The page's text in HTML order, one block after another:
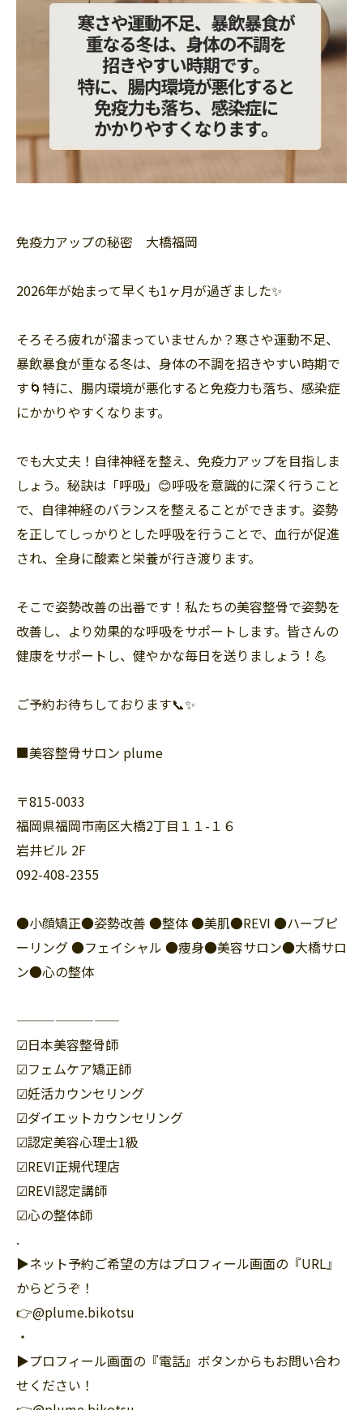
免疫力アップの秘密 大橋福岡
2026年が始まって早くも1ヶ月が過ぎました✨
そろそろ疲れが溜まっていませんか？寒さや運動不足、
暴飲暴食が重なる冬は、身体の不調を招きやすい時期で
す🌀特に、腸内環境が悪化すると免疫力も落ち、感染症
にかかりやすくなります。
でも大丈夫！自律神経を整え、免疫力アップを目指しま
しょう。秘訣は「呼吸」😊呼吸を意識的に深く行うこと
で、自律神経のバランスを整えることができます。姿勢
を正してしっかりとした呼吸を行うことで、血行が促進
され、全身に酸素と栄養が行き渡ります。
そこで姿勢改善の出番です！私たちの美容整骨で姿勢を
改善し、より効果的な呼吸をサポートします。皆さんの
健康をサポートし、健やかな毎日を送りましょう！💪
ご予約お待ちしております📞✨
■美容整骨サロン plume
〒815-0033
福岡県福岡市南区大橋2丁目１１-１６
岩井ビル 2F
092-408-2355
●小顔矯正●姿勢改善 ●整体 ●美肌●REVI ●ハーブピ
ーリング ●フェイシャル ●痩身●美容サロン●大橋サロ
ン●心の整体
————————
☑︎日本美容整骨師
☑︎フェムケア矯正師
☑︎妊活カウンセリング
☑︎ダイエットカウンセリング
☑︎認定美容心理士1級
☑︎REVI正規代理店
☑︎REVI認定講師
☑︎心の整体師
.
▶︎ネット予約ご希望の方はプロフィール画面の『URL』
からどうぞ！
👉@plume.bikotsu
・
▶︎プロフィール画面の『電話』ボタンからもお問い合わ
せください！